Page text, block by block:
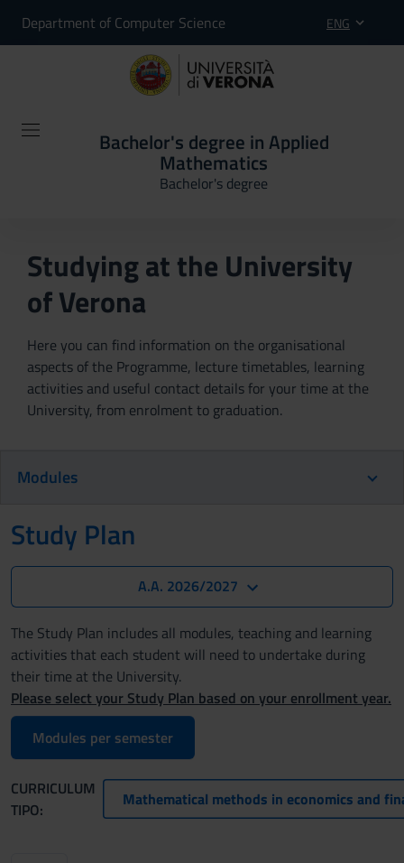
Department of Computer Science ENG
Bachelor's degree in Applied
Mathematics
Bachelor's degree
Studying at the University
of Verona
Here you can find information on the organisational
aspects of the Programme, lecture timetables, learning
activities and useful contact details for your time at the
University, from enrolment to graduation.
Modules
Study Plan
A.A. 2026/2027
The Study Plan includes all modules, teaching and learning
activities that each student will need to undertake during
their time at the University.
Please select your Study Plan based on your enrollment year.
Modules per semester
CURRICULUM
TIPO:
Mathematical methods in economics and